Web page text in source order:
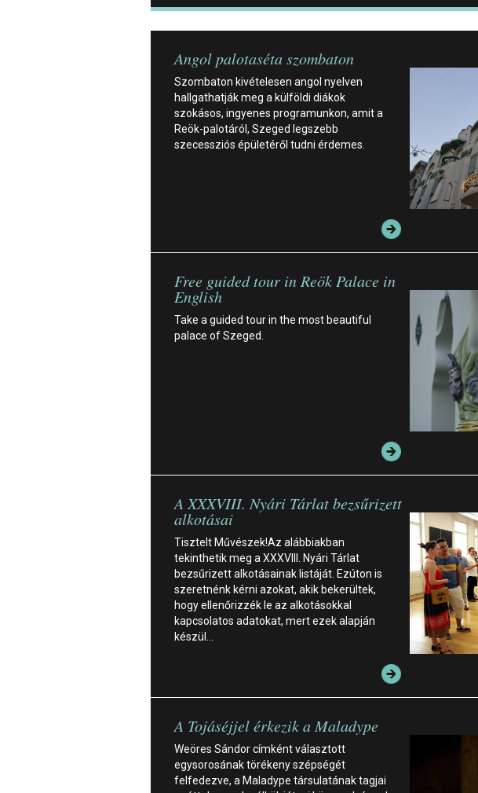
Angol palotaséta szombaton
Szombaton kivételesen angol nyelven
hallgathatják meg a külföldi diákok
szokásos, ingyenes programunkon, amit a
Reök-palotáról, Szeged legszebb
szecessziós épületéről tudni érdemes.
Free guided tour in Reök Palace in
English
Take a guided tour in the most beautiful
palace of Szeged.
A XXXVIII. Nyári Tárlat bezsűrizett
alkotásai
Tisztelt Művészek!Az alábbiakban
tekinthetik meg a XXXVIII. Nyári Tárlat
bezsűrizett alkotásainak listáját. Ezúton is
szeretnénk kérni azokat, akik bekerültek,
hogy ellenőrizzék le az alkotásokkal
kapcsolatos adatokat, mert ezek alapján
készül…
A Tojáséjjel érkezik a Maladype
Weöres Sándor címként választott
egysorosának törékeny szépségét
felfedezve, a Maladype társulatának tagjai